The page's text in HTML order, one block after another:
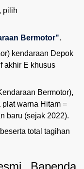
pilih
Bermotor".
kendaraan Depok
akhir E khusus
Bermotor),
warna Hitam =
baru (sejak 2022).
total tagihan
Bapenda